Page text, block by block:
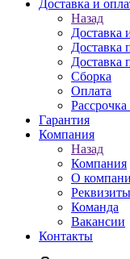
Доставка и
Назад
Доставка
Доставка
Сборка
Оплата
Гарантия
Компания
Назад
Компания
О
Реквизиты
Команда
Вакансии
Контакты